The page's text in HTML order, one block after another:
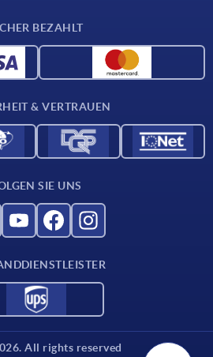
BEZAHLT
& VERTRAUEN
SIE UNS
All rights reserved